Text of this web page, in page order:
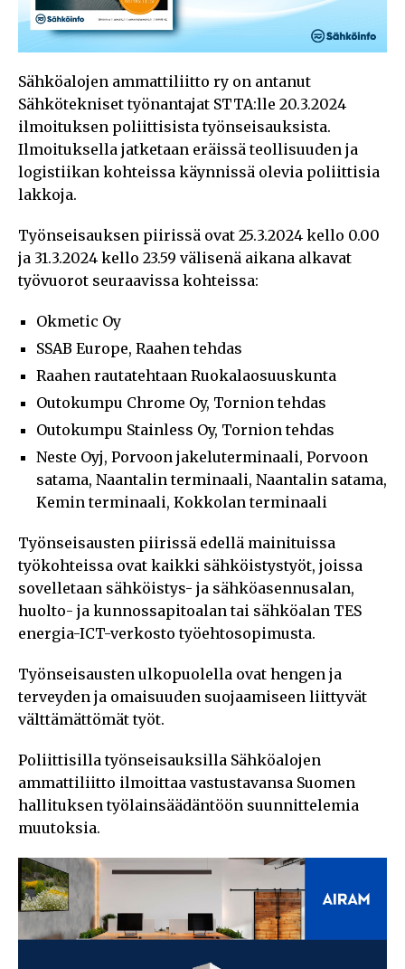
Sähköalojen ammattiliitto ry on antanut
Sähkötekniset työnantajat STTA:lle 20.3.2024
ilmoituksen poliittisista työnseisauksista.
Ilmoituksella jatketaan eräissä teollisuuden ja
logistiikan kohteissa käynnissä olevia poliittisia
lakkoja.
Työnseisauksen piirissä ovat 25.3.2024 kello 0.00
ja 31.3.2024 kello 23.59 välisenä aikana alkavat
työvuorot seuraavissa kohteissa:
Okmetic Oy
SSAB Europe, Raahen tehdas
Raahen rautatehtaan Ruokalaosuuskunta
Outokumpu Chrome Oy, Tornion tehdas
Outokumpu Stainless Oy, Tornion tehdas
Neste Oyj, Porvoon jakeluterminaali, Porvoon
satama, Naantalin terminaali, Naantalin satama,
Kemin terminaali, Kokkolan terminaali
Työnseisausten piirissä edellä mainituissa
työkohteissa ovat kaikki sähköistystyöt, joissa
sovelletaan sähköistys- ja sähköasennusalan,
huolto- ja kunnossapitoalan tai sähköalan TES
energia-ICT-verkosto työehtosopimusta.
Työnseisausten ulkopuolella ovat hengen ja
terveyden ja omaisuuden suojaamiseen liittyvät
välttämättömät työt.
Poliittisilla työnseisauksilla Sähköalojen
ammattiliitto ilmoittaa vastustavansa Suomen
hallituksen työlainsäädäntöön suunnittelemia
muutoksia.